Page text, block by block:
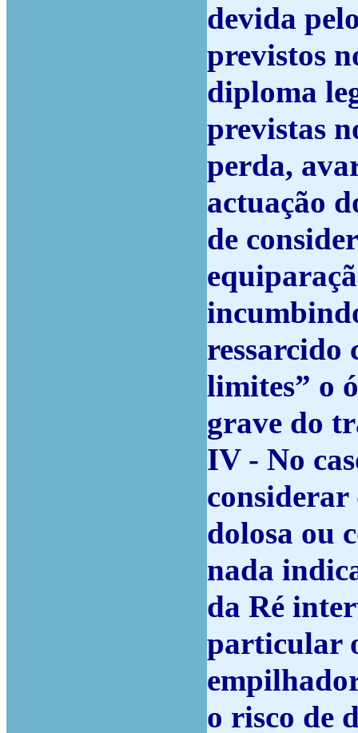
devida
previstos
diploma
previstas
perda,
actuação
de
ressarcido
limites” o
grave do
IV - No
considerar
dolosa ou
nada
da Ré
particular
o risco de